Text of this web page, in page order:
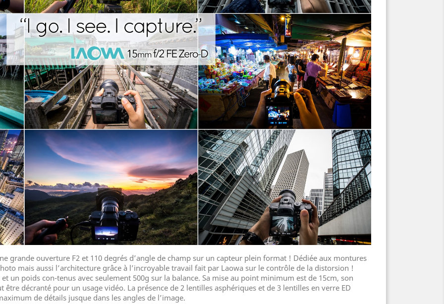
grande ouverture F2 et 110 degrés d’angle de champ sur un capteur plein format ! Dédiée aux montures
mais aussi l’architecture grâce à l’incroyable travail fait par Laowa sur le contrôle de la distorsion !
un poids con-tenus avec seulement 500g sur la balance. Sa mise au point minimum est de 15cm, son
décranté pour un usage vidéo. La présence de 2 lentilles asphériques et de 3 lentilles en verre ED
de détails jusque dans les angles de l’image.